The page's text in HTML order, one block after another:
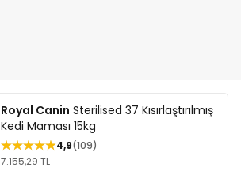
Royal Canin Sterilised 37 Kısırlaştırılmış
Kedi Maması 15kg
4,9 109
7.155,29 TL